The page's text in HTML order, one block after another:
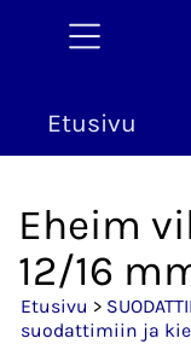
Etusivu
Eheim
12/16
Etusivu >
suodattimiin ja